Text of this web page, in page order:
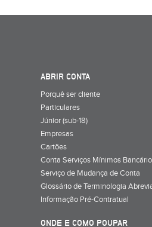
ABRIR CONTA
Porquê ser cliente
Particulares
Júnior (sub-18)
Empresas
Cartões
Conta Serviços Mínimos
Serviço de Mudança de Conta
Glossário de Terminologia
Informação Pré-Contratual
ONDE E COMO POUPAR